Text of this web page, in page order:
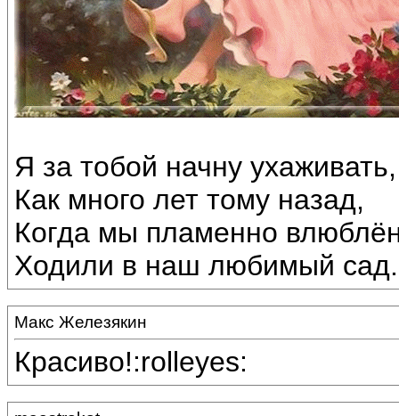
Я за тобой начну ухаживать,
Как много лет тому назад,
Когда мы пламенно
Ходили в наш любимый сад.
Макс Железякин
Красиво!:rolleyes: